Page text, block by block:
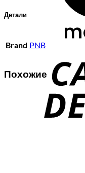
Детали
Brand PNB
Похожие